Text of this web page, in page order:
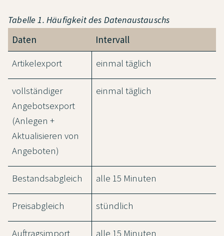
Tabelle 1. Häufigkeit des Datenaustauschs
Daten
Intervall
Artikelexport
einmal täglich
vollständiger
Angebotsexport
(Anlegen +
Aktualisieren von
Angeboten)
einmal täglich
Bestandsabgleich alle 15 Minuten
Preisabgleich stündlich
Auftragsimport alle 15 Minuten